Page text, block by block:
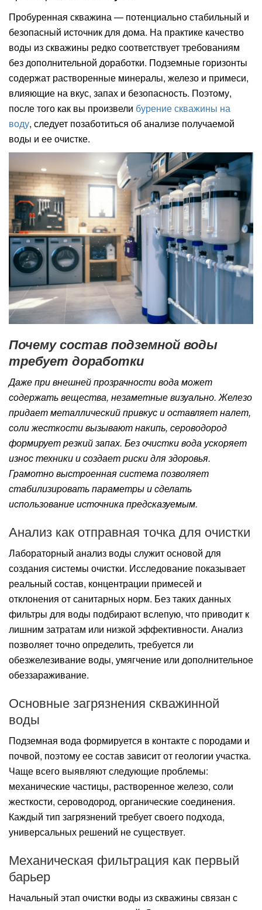
Пробуренная скважина — потенциально стабильный и
безопасный источник для дома. На практике качество
воды из скважины редко соответствует требованиям
без дополнительной доработки. Подземные горизонты
содержат растворенные минералы, железо и примеси,
влияющие на вкус, запах и безопасность. Поэтому,
после того как вы произвели бурение скважины на
воду, следует позаботиться об анализе получаемой
воды и ее очистке.
Почему состав подземной воды
требует доработки
Даже при внешней прозрачности вода может
содержать вещества, незаметные визуально. Железо
придает металлический привкус и оставляет налет,
соли жесткости вызывают накипь, сероводород
формирует резкий запах. Без очистки вода ускоряет
износ техники и создает риски для здоровья.
Грамотно выстроенная система позволяет
стабилизировать параметры и сделать
использование источника предсказуемым.
Анализ как отправная точка для очистки
Лабораторный анализ воды служит основой для
создания системы очистки. Исследование показывает
реальный состав, концентрации примесей и
отклонения от санитарных норм. Без таких данных
фильтры для воды подбирают вслепую, что приводит к
лишним затратам или низкой эффективности. Анализ
позволяет точно определить, требуется ли
обезжелезивание воды, умягчение или дополнительное
обеззараживание.
Основные загрязнения скважинной
воды
Подземная вода формируется в контакте с породами и
почвой, поэтому ее состав зависит от геологии участка.
Чаще всего выявляют следующие проблемы:
механические частицы, растворенное железо, соли
жесткости, сероводород, органические соединения.
Каждый тип загрязнений требует своего подхода,
универсальных решений не существует.
Механическая фильтрация как первый
барьер
Начальный этап очистки воды из скважины связан с